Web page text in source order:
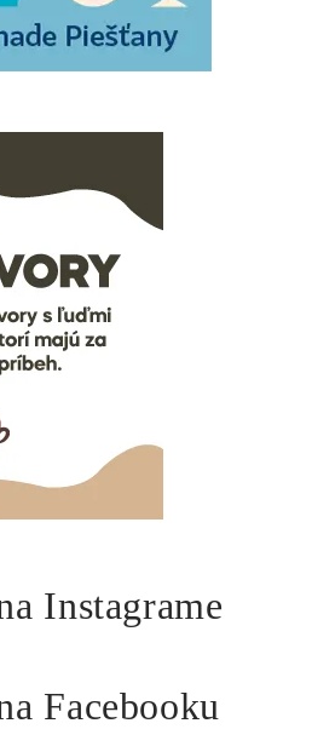
Instagrame
Facebooku